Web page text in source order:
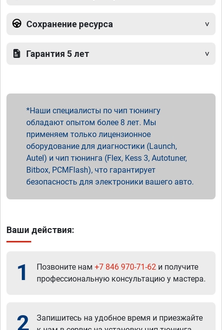
Сохранение ресурса
Гарантия 5 лет
Наши специалисты по чип тюнингу
обладают опытом более 8 лет. Мы
применяем только лицензионное
оборудование для диагностики (Launch,
Autel) и чип тюнинга (Flex, Kess 3, Autotuner,
Bitbox, PCMFlash), что гарантирует
безопасность для электроники вашего авто.
Ваши действия:
1 Позвоните нам +7 846 970-71-62 и получите
профессиональную консультацию у мастера.
2
Запишитесь на удобное время и приезжайте